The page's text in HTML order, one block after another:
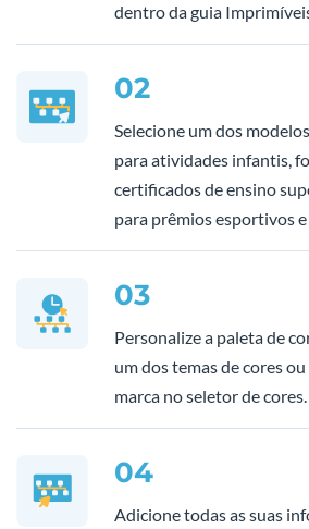
dentro da guia
02
Selecione um dos
para atividades infantis,
certificados de ensino
para prêmios esportivos
03
Personalize a paleta de
um dos temas de cores
marca no seletor de cores.
04
Adicione todas as suas